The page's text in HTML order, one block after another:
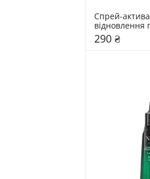
Cпрей-
відновлення
росту
випадіння
290 ₴